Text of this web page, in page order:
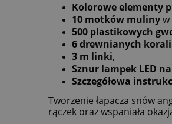
Kolorowe elementy
10 motków mulinyw
500 plastikowych
6 drewnianych
3 m linki,
Sznur lampek LED
Szczegółowa
Tworzenie łapacza snów
rączek oraz wspaniała